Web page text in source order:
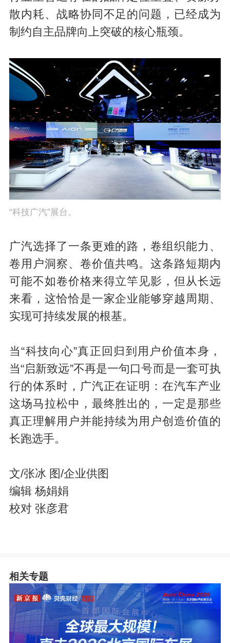
散内耗、战略协同不足的问题，已经成为
制约自主品牌向上突破的核心瓶颈。
“科技广汽”展台。
广汽选择了一条更难的路，卷组织能力、
卷用户洞察、卷价值共鸣。这条路短期内
可能不如卷价格来得立竿见影，但从长远
来看，这恰恰是一家企业能够穿越周期、
实现可持续发展的根基。
当“科技向心”真正回归到用户价值本身，
当“启新致远”不再是一句口号而是一套可执
行的体系时，广汽正在证明：在汽车产业
这场马拉松中，最终胜出的，一定是那些
真正理解用户并能持续为用户创造价值的
长跑选手。
文/张冰 图/企业供图
编辑 杨娟娟
校对 张彦君
相关专题